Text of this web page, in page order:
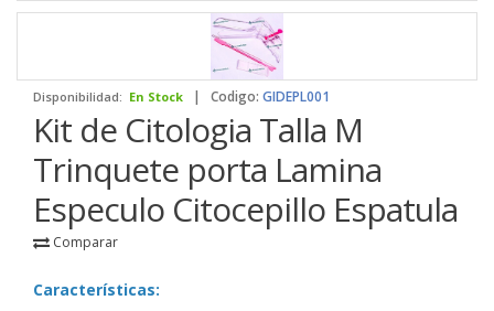
Disponibilidad: En Stock | Codigo: GIDEPL001
Kit de Citologia Talla M
Trinquete porta Lamina
Especulo Citocepillo Espatula
Comparar
Características: